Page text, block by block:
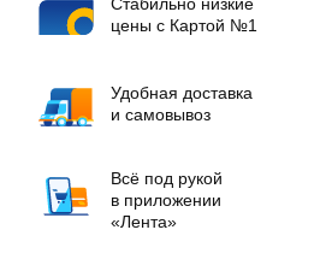
цены с Картой №1
Удобная доставка
и самовывоз
Всё под рукой
в приложении
«Лента»